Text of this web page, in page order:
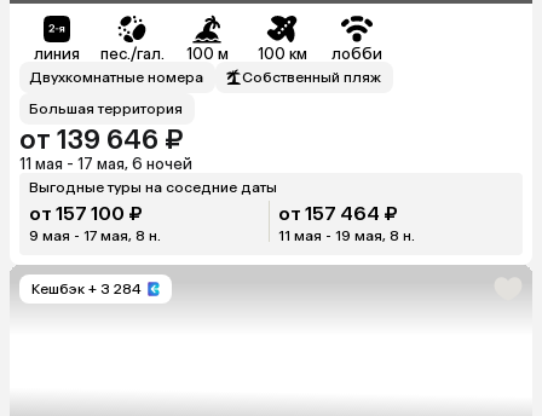
линия пес./гал. 100 м 100 км лобби
Двухкомнатные номера
Собственный пляж
Большая территория
от 139 646 ₽
11 мая - 17 мая, 6 ночей
Выгодные туры на соседние даты
от 157 100 ₽
9 мая - 17 мая, 8 н.
от 157 464 ₽
11 мая - 19 мая, 8 н.
Кешбэк + 3 284